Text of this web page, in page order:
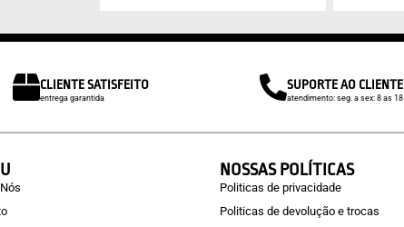
CLIENTE SATISFEITO
entrega garantida
SUPORTE AO CLIENTE
atendimento: seg. a sex: 8 as 18
NOSSAS POLÍTICAS
Politicas de privacidade
Politicas de devolução e trocas